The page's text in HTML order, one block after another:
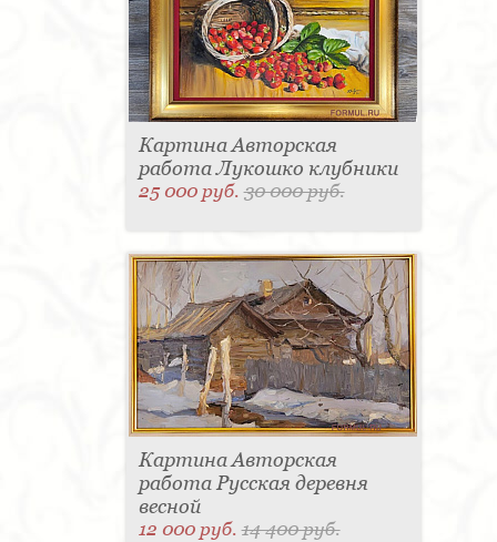
Картина Авторская
работа Лукошко клубники
25 000 руб.30 000 руб.
Картина Авторская
работа Русская деревня
весной
12 000 руб.14 400 руб.